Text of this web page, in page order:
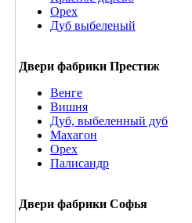
Орех
Дуб выбеленый
Двери фабрики Престиж
Венге
Вишня
Дуб, выбеленный дуб
Махагон
Орех
Палисандр
Двери фабрики Софья